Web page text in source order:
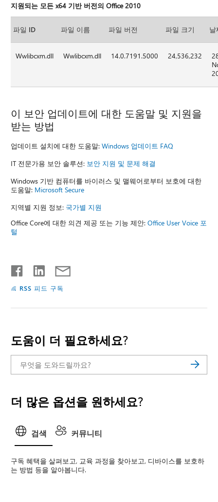
지원되는 모든 x64 기반 버전의 Office 2010
파일 ID 파일 이름 파일 버전 파일 크기 날
Wwlibcxm.dll Wwlibcxm.dll 14.0.7191.5000 24,536,232
이 보안 업데이트에 대한 도움말 및 지원을
받는 방법
업데이트 설치에 대한 도움말:Windows 업데이트 FAQ
IT 전문가용 보안 솔루션: 보안 지원 및 문제 해결
Windows 기반 컴퓨터를 바이러스 및 맬웨어로부터 보호에 대한
도움말: Microsoft Secure
지역별 지원 정보: 국가별 지원
Office Core에 대한 의견 제공 또는 기능 제안:Office User Voice 포
털
RSS 피드 구독
도움이 더 필요하세요?
더 많은 옵션을 원하세요?
검색 커뮤니티
구독 혜택을 살펴보고, 교육 과정을 찾아보고, 디바이스를 보호하
는 방법 등을 알아봅니다.